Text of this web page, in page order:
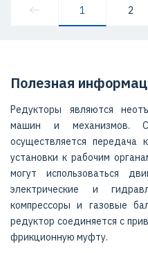
1 2
Полезная
Редукторы являются
машин и механизмов.
осуществляется передача
установки к рабочим
могут использоваться
электрические и
компрессоры и газовые
редуктор соединяется с
фрикционную муфту.